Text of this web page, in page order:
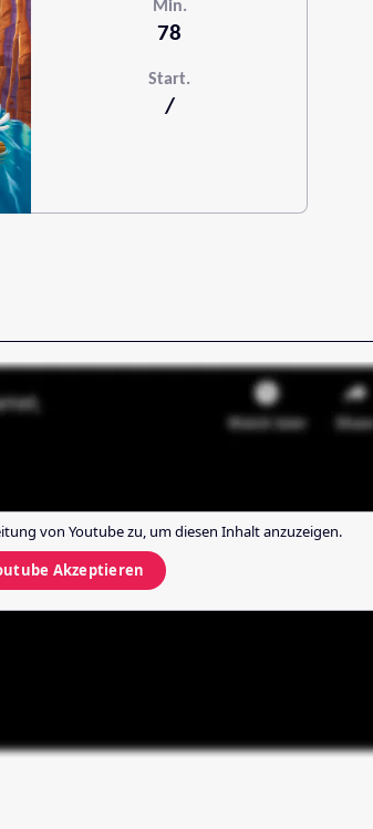
Min.
78
Start.
/
von Youtubezu, um diesen Inhalt anzuzeigen.
Akzeptieren